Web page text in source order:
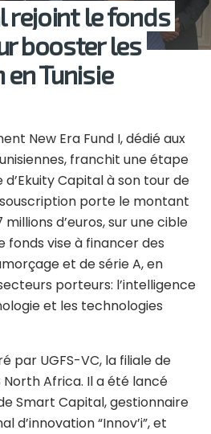
rejoint le fonds
booster les
Tunisie
New Era Fund I, dédié aux
franchit une étape
Capital à son tour de
porte le montant
d’euros, sur une cible
fonds vise à financer des
et de série A, en
porteurs: l’intelligence
et les technologies
par UGFS-VC, la filiale de
North Africa. Il a été lancé
Smart Capital, gestionnaire
d’innovation “Innov’i”, et